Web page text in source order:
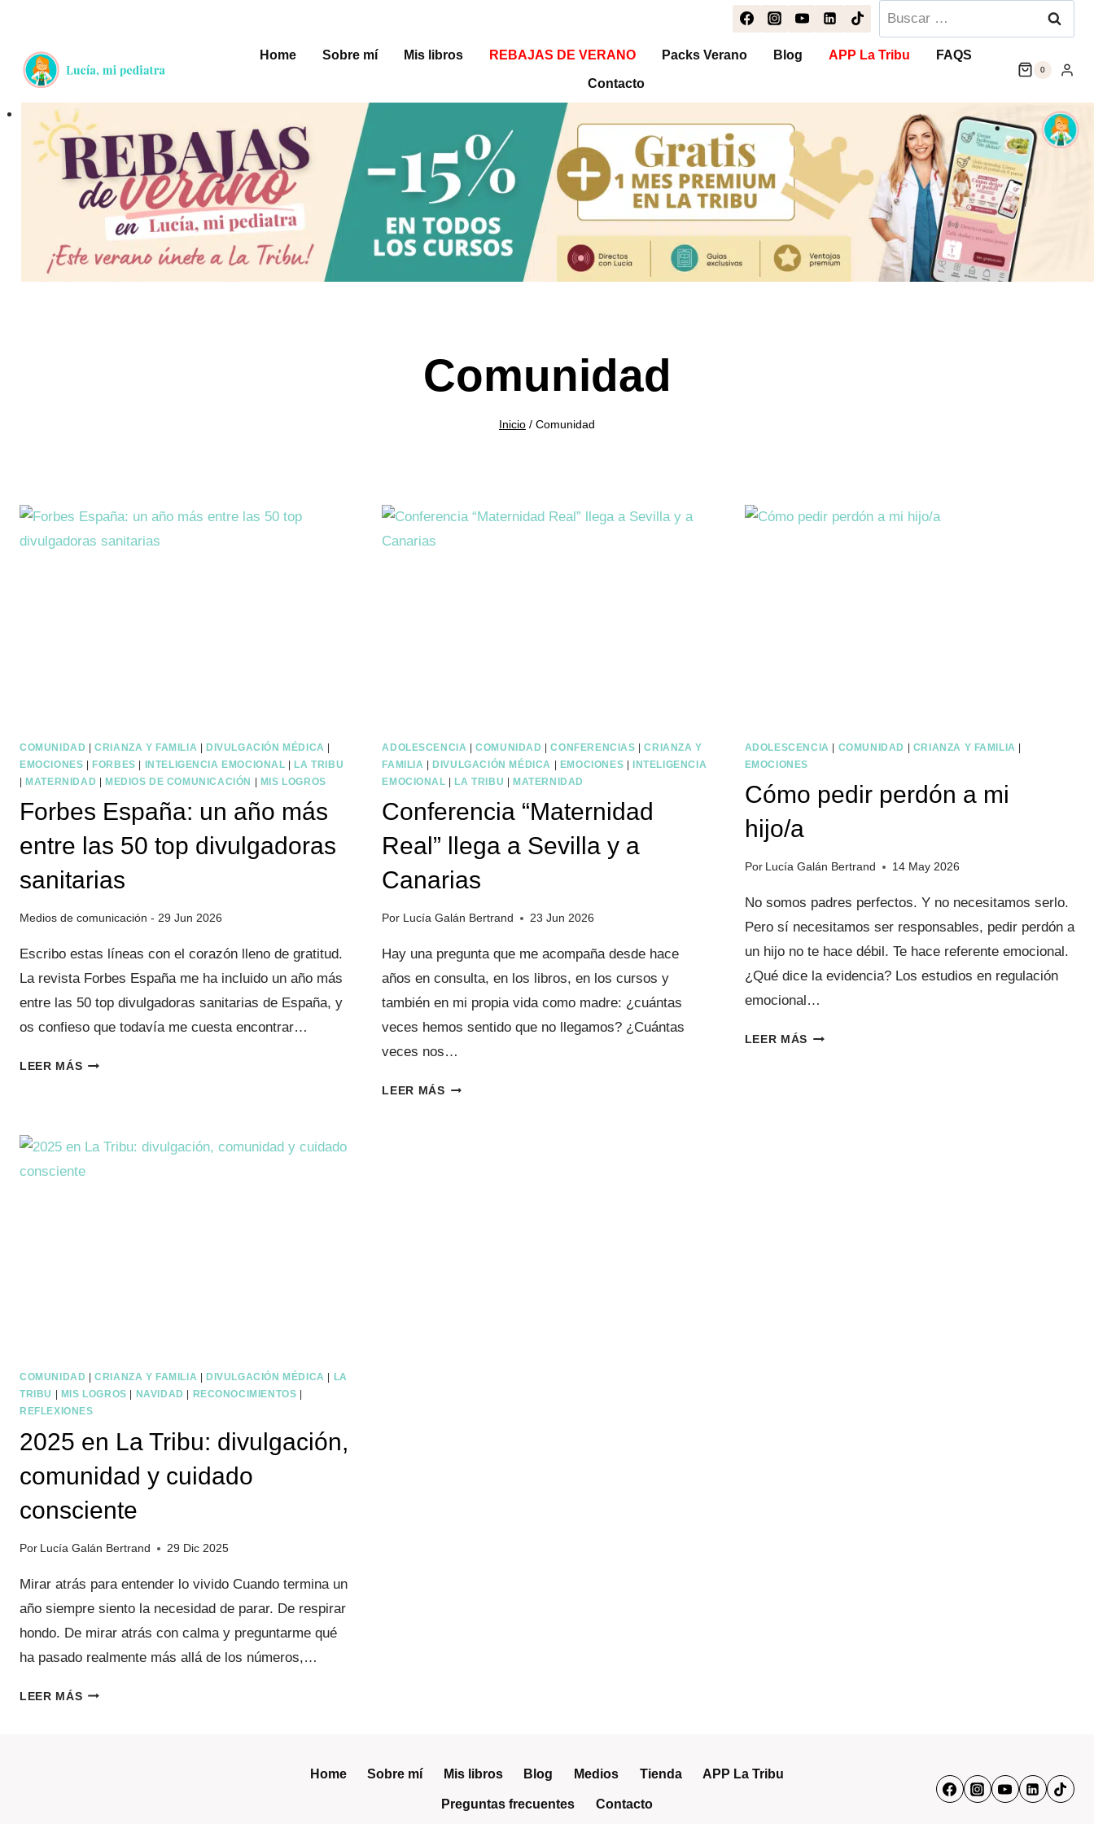
contenido
Buscar:
Home Sobre mí Mis libros REBAJAS DE VERANO Packs Verano Blog APP La Tribu FAQS
Contacto
0
Comunidad
Inicio / Comunidad
COMUNIDAD |CRIANZA Y FAMILIA |DIVULGACIÓN MÉDICA |
EMOCIONES |FORBES | INTELIGENCIA EMOCIONAL |LA TRIBU
|MATERNIDAD | MEDIOS DE COMUNICACIÓN | MIS LOGROS
Forbes España: un año más
entre las 50 top divulgadoras
sanitarias
29 Jun 2026
Escribo estas líneas con el corazón lleno de gratitud.
La revista Forbes España me ha incluido un año más
entre las 50 top divulgadoras sanitarias de España, y
os confieso que todavía me cuesta encontrar…
LEER MÁSFORBES
MÁS
LAS
ADOLESCENCIA |COMUNIDAD |CONFERENCIAS |CRIANZA Y
FAMILIA |DIVULGACIÓN MÉDICA | EMOCIONES | INTELIGENCIA
EMOCIONAL |LA TRIBU |MATERNIDAD
Conferencia “Maternidad
Real” llega a Sevilla y a
Canarias
Por Lucía Galán Bertrand 23 Jun 2026
Hay una pregunta que me acompaña desde hace
años en consulta, en los libros, en los cursos y
también en mi propia vida como madre: ¿cuántas
veces hemos sentido que no llegamos? ¿Cuántas
veces nos…
LEER MÁSCONFERENCIA
ADOLESCENCIA | COMUNIDAD | CRIANZA Y FAMILIA |
EMOCIONES
Cómo pedir perdón a mi
hijo/a
Por Lucía Galán Bertrand 14 May 2026
No somos padres perfectos. Y no necesitamos serlo.
Pero sí necesitamos ser responsables, pedir perdón a
un hijo no te hace débil. Te hace referente emocional.
¿Qué dice la evidencia? Los estudios en regulación
emocional…
LEER MÁS CÓMO
COMUNIDAD |CRIANZA Y FAMILIA DIVULGACIÓN MÉDICA
LA
TRIBU
MIS LOGROS NAVIDAD RECONOCIMIENTOS
REFLEXIONES
2025 en La Tribu: divulgación,
comunidad y cuidado
consciente
Por Lucía Galán Bertrand 29 Dic 2025
Mirar atrás para entender lo vivido Cuando termina un
año siempre siento la necesidad de parar. De respirar
hondo. De mirar atrás con calma y preguntarme qué
ha pasado realmente más allá de los números,…
LEER MÁS2025
Home Sobre mí Mis libros Blog Medios Tienda APP La Tribu
Preguntas frecuentes Contacto